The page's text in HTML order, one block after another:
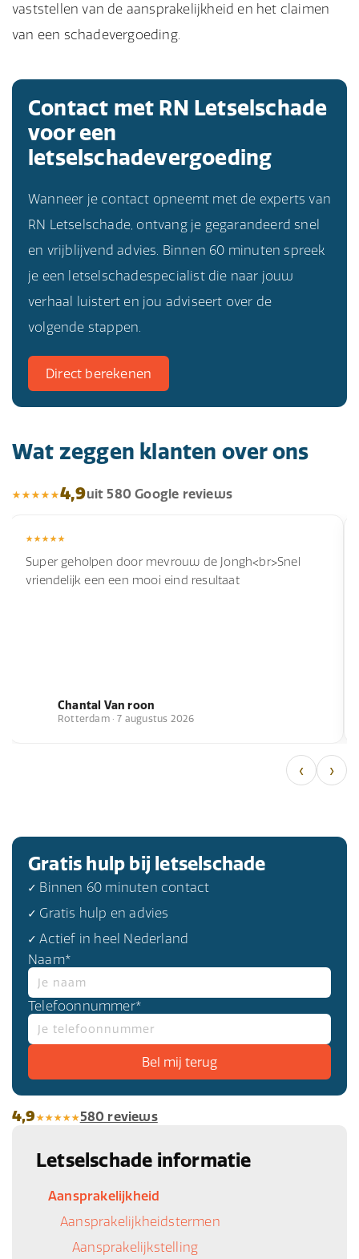
vaststellen van de aansprakelijkheid en het claimen
van een schadevergoeding.
Contact met RN Letselschade
voor een
letselschadevergoeding
Wanneer je contact opneemt met de experts van
RN Letselschade, ontvang je gegarandeerd snel
en vrijblijvend advies. Binnen 60 minuten spreek
je een letselschadespecialist die naar jouw
verhaal luistert en jou adviseert over de
volgende stappen.
Direct berekenen
Wat zeggen klanten over ons
4,9uit 580 Google reviews
Super geholpen door mevrouw de Jongh<br>Snel
vriendelijk een een mooi eind resultaat
Chantal Van roon
Rotterdam · 7 augustus 2026
‹ ›
Gratis hulp bij letselschade
✓ Binnen 60 minuten contact
✓ Gratis hulp en advies
✓ Actief in heel Nederland
Naam*
Telefoonnummer*
4,9 580 reviews
Letselschade informatie
Aansprakelijkheid
Aansprakelijkheidstermen
Aansprakelijkstelling